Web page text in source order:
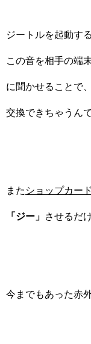
ジートルを起動す
この音を相手の端
に聞かせることで
交換できちゃうんで
また ショップカー
「ジー」 させるだ
今までもあった赤